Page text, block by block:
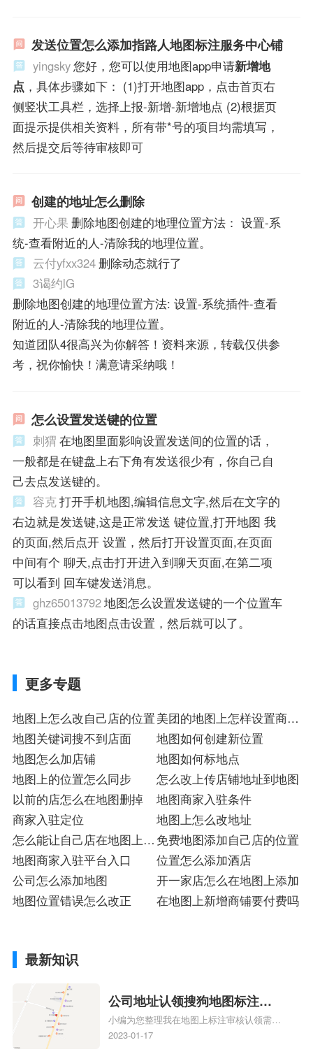
发送位置怎么添加指路人地图标注服务中心铺
yingsky您好，您可以使用地图app申请新增地
点 ，具体步骤如下： (1)打开地图app，点击首页右
侧竖状工具栏，选择上报-新增-新增地点 (2)根据页
面提示提供相关资料，所有带*号的项目均需填写，
然后提交后等待审核即可
创建的地址怎么删除
开心果 删除地图创建的地理位置方法： 设置-系
统-查看附近的人-清除我的地理位置。
云付yfxx324删除动态就行了
3谒约lG
删除地图创建的地理位置方法: 设置-系统插件-查看
附近的人-清除我的地理位置。
知道团队4很高兴为你解答！资料来源，转载仅供参
考，祝你愉快！满意请采纳哦！
怎么设置发送键的位置
刺猬 在地图里面影响设置发送间的位置的话，
一般都是在键盘上右下角有发送很少有，你自己自
己去点发送键的。
容克打开手机地图,编辑信息文字,然后在文字的
右边就是发送键,这是正常发送 键位置,打开地图 我
的页面,然后点开 设置，然后打开设置页面,在页面
中间有个 聊天,点击打开进入到聊天页面,在第二项
可以看到 回车键发送消息。
ghz65013792地图怎么设置发送键的一个位置车
的话直接点击地图点击设置，然后就可以了。
更多专题
地图上怎么改自己店的位置美团的地图上怎样设置商家
位置
地图关键词搜不到店面
地图如何创建新位置
地图怎么加店铺
地图如何标地点
地图上的位置怎么同步
怎么改上传店铺地址到地图
以前的店怎么在地图删掉
地图商家入驻条件
商家入驻定位
地图上怎么改地址
怎么能让自己店在地图上显
示位置
免费地图添加自己店的位置
地图商家入驻平台入口
位置怎么添加酒店
公司怎么添加地图
开一家店怎么在地图上添加
地图位置错误怎么改正
在地图上新增商铺要付费吗
最新知识
公司地址认领搜狗地图标注多
久审核？公司地址认领地图标
注多久审核？
小编为您整理我在地图上标注审核认领需要
多久、我在地图上标注审核认领需要多久
2023-01-17